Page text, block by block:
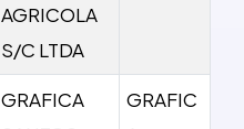
AGRICOLA
S/C LTDA
GRAFICA
GRAFIC